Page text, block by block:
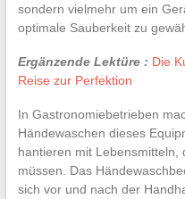
sondern vielmehr um ein
optimale Sauberkeit zu
Ergänzende Lektüre : Die
Reise zur Perfektion
In Gastronomiebetrieben
Händewaschen dieses
hantieren mit Lebensmitteln,
müssen. Das
sich vor und nach der